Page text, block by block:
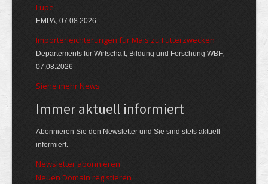
Lupe
EMPA, 07.08.2026
Importerleichterungen für Mais zu Futterzwecken
Departements für Wirtschaft, Bildung und Forschung WBF,
07.08.2026
Siehe mehr News
Immer aktuell informiert
Abonnieren Sie den Newsletter und Sie sind stets aktuell
informiert.
Newsletter abonnieren
Neuen Domain registieren